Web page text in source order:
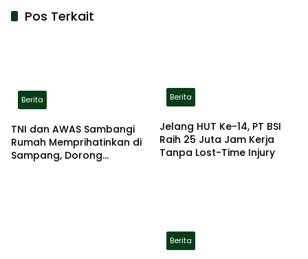
Pos Terkait
Berita
TNI dan AWAS Sambangi
Rumah Memprihatinkan di
Sampang, Dorong
Berita
Jelang HUT Ke-14, PT BSI
Raih 25 Juta Jam Kerja
Tanpa Lost-Time Injury
Berita